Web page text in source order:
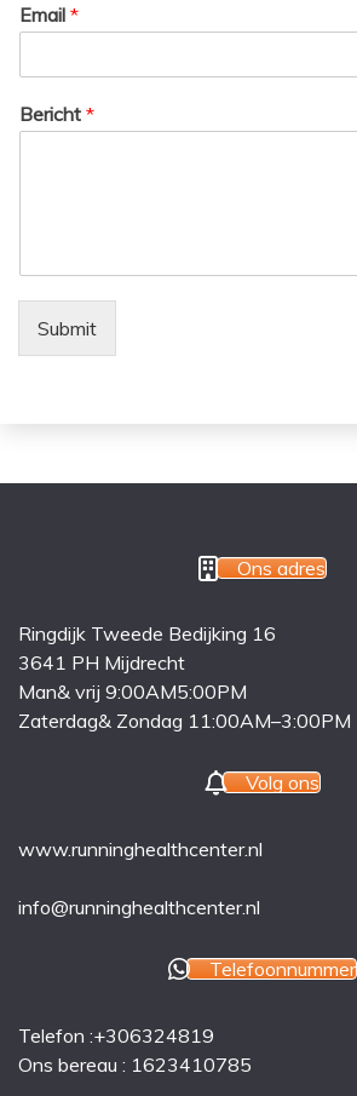
Email *
Bericht *
Submit
Ons adres
Ringdijk Tweede Bedijking 16
3641 PH Mijdrecht
Man& vrij 9:00AM5:00PM
Zaterdag& Zondag 11:00AM–3:00PM
Volg ons
www.runninghealthcenter.nl
info@runninghealthcenter.nl
Telefoonnummer
Telefon :+306324819
Ons bereau : 1623410785